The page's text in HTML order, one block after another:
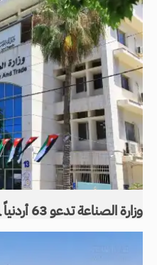
وزارة الصناعة تدعو 63 أردنياً لمقابلات توظيفية (أسماء)